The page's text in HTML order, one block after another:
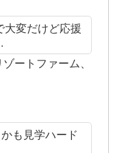
変だけど応援
ートファーム、
も見学ハード